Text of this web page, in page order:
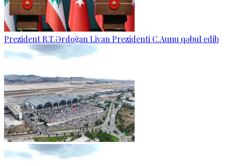
Prezident R.T.Ərdoğan Livan Prezidenti C.Aunu qəbul edib